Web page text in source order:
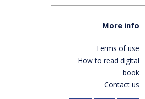
More info
Terms of use
How to read digital
book
Contact us